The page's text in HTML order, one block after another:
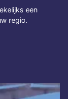
een
regio.